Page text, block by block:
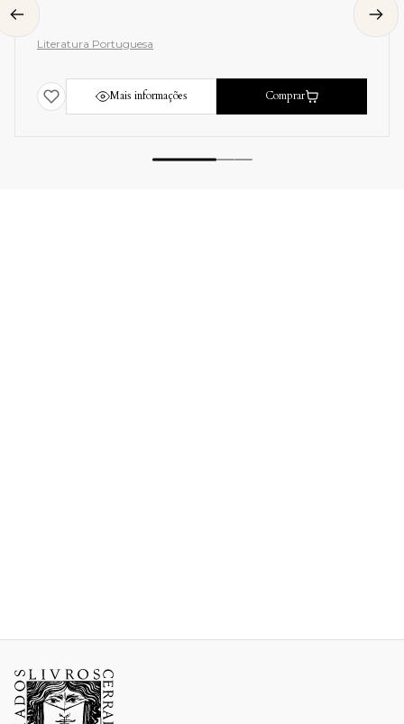
Literatura Portuguesa
Mais informações Comprar